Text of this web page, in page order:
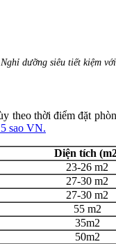
Nghỉ dưỡng siêu tiết kiệm
theo thời điểm đặt
sao VN.
Diện tích
23-26 m2
27-30 m2
27-30 m2
55 m2
35m2
50m2